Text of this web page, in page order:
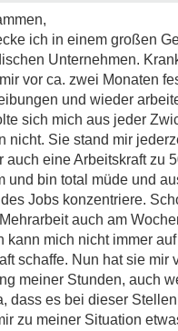
ich in einem großen
Unternehmen.
vor ca. zwei Monaten
und wieder
sich mich aus jeder
nicht. Sie stand mir
auch eine Arbeitskraft zu
und bin total müde und
Jobs konzentriere.
auch am
kann mich nicht immer
schaffe. Nun hat sie mir
meiner Stunden, auch
dass es bei dieser
zu meiner Situation